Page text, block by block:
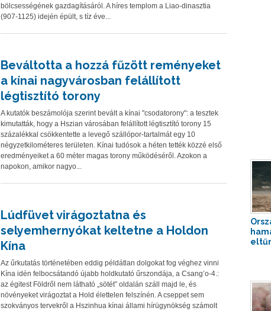
bölcsességének gazdagításáról. A híres templom a Liao-dinasztia
(907-1125) idején épült, s tíz éve...
Beváltotta a hozzá fűzött reményeket
a kínai nagyvárosban felállított
légtisztító torony
A kutatók beszámolója szerint bevált a kínai "csodatorony": a tesztek
kimutatták, hogy a Hszian városában felállított légtisztító torony 15
százalékkal csökkentette a levegő szállópor-tartalmát egy 10
négyzetkilométeres területen. Kínai tudósok a héten tették közzé első
eredményeiket a 60 méter magas torony működéséről. Azokon a
napokon, amikor nagyo...
Lúdfüvet virágoztatna és
selyemhernyókat keltetne a Holdon
Kína
Az űrkutatás történetében eddig példátlan dolgokat fog véghez vinni
Kína idén felbocsátandó újabb holdkutató űrszondája, a Csang’o-4.:
az égitest Földről nem látható „sötét” oldalán száll majd le, és
növényeket virágoztat a Hold élettelen felszínén. A cseppet sem
szokványos tervekről a Hszinhua kínai állami hírügynökség számolt